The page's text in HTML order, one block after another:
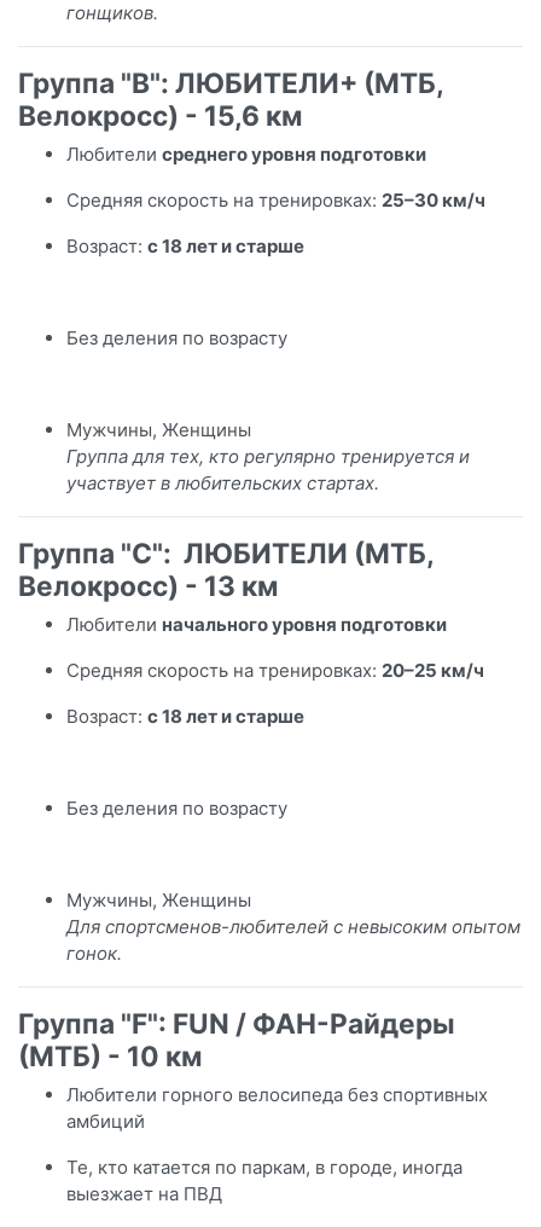
гонщиков.
Группа "B": ЛЮБИТЕЛИ+ (МТБ,
Велокросс) - 15,6 км
Любители среднего уровня подготовки
Средняя скорость на тренировках: 25–30 км/ч
Возраст: с 18 лет и старше
Без деления по возрасту
Мужчины, Женщины
Группа для тех, кто регулярно тренируется и
участвует в любительских стартах.
Группа "C": ЛЮБИТЕЛИ (МТБ,
Велокросс) - 13 км
Любители начального уровня подготовки
Средняя скорость на тренировках: 20–25 км/ч
Возраст: с 18 лет и старше
Без деления по возрасту
Мужчины, Женщины
Для спортсменов-любителей с невысоким опытом
гонок.
Группа "F": FUN / ФАН-Райдеры
(МТБ) - 10 км
Любители горного велосипеда без спортивных
амбиций
Те, кто катается по паркам, в городе, иногда
выезжает на ПВД